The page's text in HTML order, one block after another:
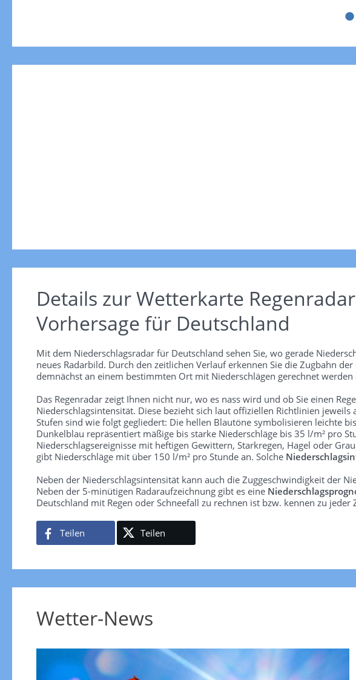
Details zur Wetterkarte
Vorhersage für Deutschland
Mit dem Niederschlagsradar für Deutschland sehen Sie, wo gerade
neues Radarbild. Durch den zeitlichen Verlauf erkennen Sie die Zugbahn
demnächst an einem bestimmten Ort mit Niederschlägen gerechnet
Das Regenradar zeigt Ihnen nicht nur, wo es nass wird und ob Sie einen
Niederschlagsintensität. Diese bezieht sich laut offiziellen Richtlinien
Stufen sind wie folgt gegliedert: Die hellen Blautöne symbolisieren leichte
Dunkelblau repräsentiert mäßige bis starke Niederschläge bis 35 l/m² pro
Niederschlagsereignisse mit heftigen Gewittern, Starkregen, Hagel oder
gibt Niederschläge mit über 150 l/m² pro Stunde an. Solche
Neben der Niederschlagsintensität kann auch die Zuggeschwindigkeit der
Neben der 5-minütigen Radaraufzeichnung gibt es eine
Deutschland mit Regen oder Schneefall zu rechnen ist bzw. kennen zu
Teilen Teilen
Wetter-News